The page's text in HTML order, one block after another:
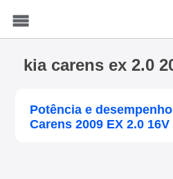
kia carens ex 2.0
Potência e
Carens 2009 EX 2.0 16V